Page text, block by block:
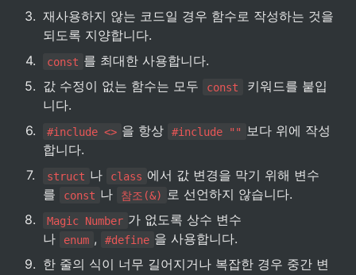
3. 재사용하지 않는 코드일 경우 함수로 작성하는 것을
되도록 지양합니다.
4. const 를 최대한 사용합니다.
5. 값 수정이 없는 함수는 모두 const
키워드를 붙입
니다.
6. #include <> 을 항상 #include "" 보다 위에 작성
합니다.
7. struct 나 class 에서 값 변경을 막기 위해 변수
를
const 나 참조(&) 로 선언하지 않습니다.
8. Magic Number 가 없도록 상수 변수
나
enum , #define 을 사용합니다.
9. 한 줄의 식이 너무 길어지거나 복잡한 경우 중간 변